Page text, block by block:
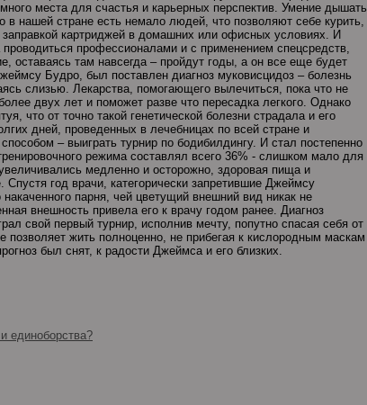
места для счастья и карьерных перспектив. Умение дышать
нашей стране есть немало людей, что позволяют себе курить,
картриджей в домашних или офисных условиях. И
профессионалами и с применением спецсредств,
оставаясь там навсегда – пройдут годы, а он все еще будет
Будро, был поставлен диагноз муковисцидоз – болезнь
слизью. Лекарства, помогающего вылечиться, пока что не
двух лет и поможет разве что пересадка легкого. Однако
что от точно такой генетической болезни страдала и его
дней, проведенных в лечебницах по всей стране и
– выиграть турнир по бодибилдингу. И стал постепенно
режима составлял всего 36% - слишком мало для
медленно и осторожно, здоровая пища и
год врачи, категорически запретившие Джеймсу
парня, чей цветущий внешний вид никак не
внешность привела его к врачу годом ранее. Диагноз
свой первый турнир, исполнив мечту, попутно спасая себя от
позволяет жить полноценно, не прибегая к кислородным маскам
был снят, к радости Джеймса и его близких.
единоборства?